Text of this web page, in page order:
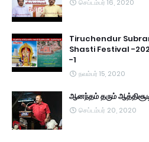
செப்டம்பர் 16, 2020
Tiruchendur
Shasti Festival -
-1
நவம்பர் 15, 2020
ஆனந்தம் தரும்
செப்டம்பர் 20, 2020